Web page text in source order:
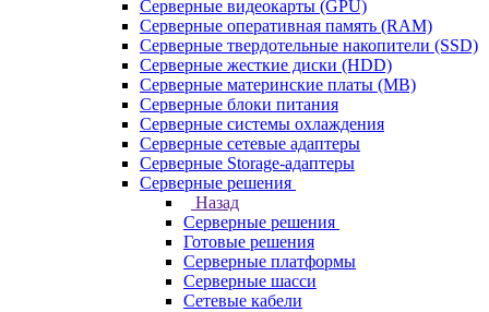
Серверные видеокарты (GPU)
Серверные оперативная память (RAM)
Серверные твердотельные накопители (SSD)
Серверные жесткие диски (HDD)
Серверные материнские платы (MB)
Серверные блоки питания
Серверные системы охлаждения
Серверные сетевые адаптеры
Серверные Storage-адаптеры
Серверные решения
Назад
Серверные решения
Готовые решения
Серверные платформы
Серверные шасси
Сетевые кабели